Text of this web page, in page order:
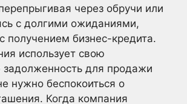
через обручи или
с долгими ожиданиями,
получением бизнес-кредита.
использует свою
задолженность для продажи
нужно беспокоиться о
Когда компания